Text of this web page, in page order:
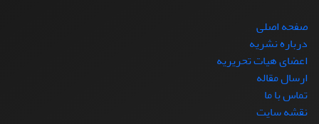
صفحه اصلی
درباره نشریه
اعضای هیات تحریریه
ارسال مقاله
تماس با ما
نقشه سایت